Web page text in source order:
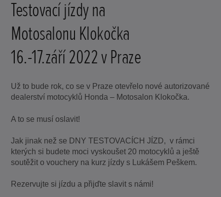
Testovací jízdy na
Motosalonu Klokočka
16.-17.září 2022 v Praze
Už to bude rok, co se v Praze otevřelo nové autorizované
dealerství motocyklů Honda – Motosalon Klokočka.
A to se musí oslavit!
Jak jinak než se DNY TESTOVACÍCH JÍZD, v rámci
kterých si budete moci vyskoušet 20 motocyklů a ještě
soutěžit o vouchery na kurz jízdy s Lukášem Peškem.
Rezervujte si jízdu a přijďte slavit s námi!